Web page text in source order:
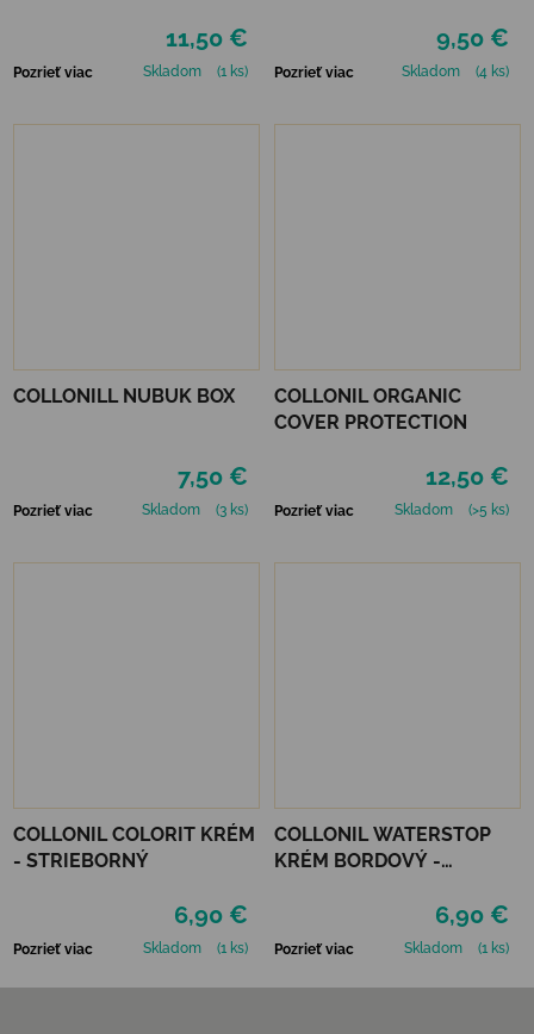
11,50 €
Pozrieť viac Skladom (1 ks)
9,50 €
Pozrieť viac Skladom (4 ks)
COLLONILL NUBUK BOX
7,50 €
Pozrieť viac Skladom (3 ks)
COLLONIL ORGANIC
COVER PROTECTION
12,50 €
Pozrieť viac Skladom (>5 ks)
COLLONIL COLORIT KRÉM
- STRIEBORNÝ
6,90 €
Pozrieť viac Skladom (1 ks)
COLLONIL WATERSTOP
KRÉM BORDOVÝ -
6,90 €
Pozrieť viac Skladom (1 ks)